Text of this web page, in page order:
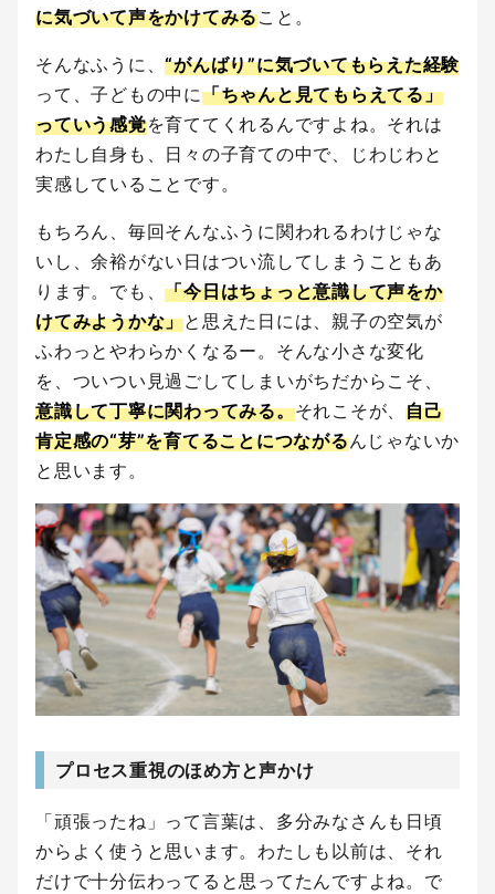
に気づいて声をかけてみること。
そんなふうに、“がんばり”に気づいてもらえた経験
って、子どもの中に「ちゃんと見てもらえてる」
っていう感覚を育ててくれるんですよね。それは
わたし自身も、日々の子育ての中で、じわじわと
実感していることです。
もちろん、毎回そんなふうに関われるわけじゃな
いし、余裕がない日はつい流してしまうこともあ
ります。でも、「今日はちょっと意識して声をか
けてみようかな」と思えた日には、親子の空気が
ふわっとやわらかくなるー。そんな小さな変化
を、ついつい見過ごしてしまいがちだからこそ、
意識して丁寧に関わってみる。それこそが、 自己
肯定感の“芽”を育てることにつながるんじゃないか
と思います。
プロセス重視のほめ方と声かけ
「頑張ったね」って言葉は、多分みなさんも日頃
からよく使うと思います。わたしも以前は、それ
だけで十分伝わってると思ってたんですよね。で